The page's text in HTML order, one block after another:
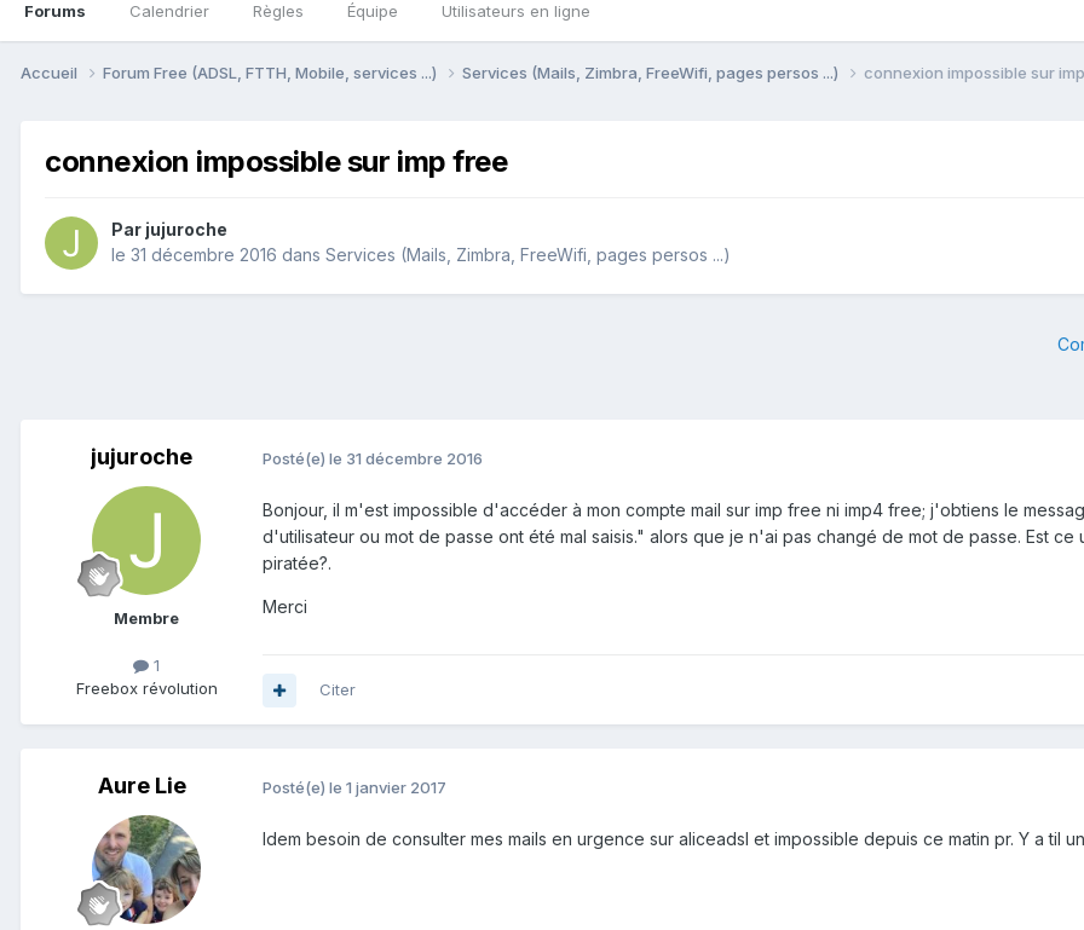
Forums Calendrier Règles Équipe Utilisateurs en ligne
Accueil Forum Free (ADSL, FTTH, Mobile, services ...) Services (Mails, Zimbra, FreeWifi, pages persos ...) connexion impossible sur
connexion impossible sur imp free
Par jujuroche
le 31 décembre 2016 dans Services (Mails, Zimbra, FreeWifi, pages persos ...)
jujuroche
Membre
1
Freebox révolution
Posté(e) le 31 décembre 2016
Bonjour, il m'est impossible d'accéder à mon compte mail sur imp free ni imp4 free; j'obtiens le
d'utilisateur ou mot de passe ont été mal saisis." alors que je n'ai pas changé de mot de passe. Est
piratée?.
Merci
Citer
Aure Lie Posté(e) le 1 janvier 2017
Idem besoin de consulter mes mails en urgence sur aliceadsl et impossible depuis ce matin pr. Y a til